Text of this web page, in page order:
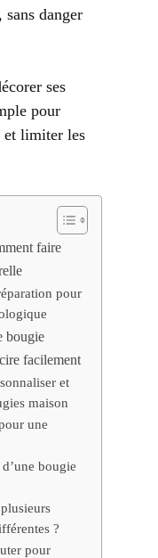
sans danger
ses
pour
et limiter les
faire
pour
bougie
facilement
et
maison
une
bougie
?
pour